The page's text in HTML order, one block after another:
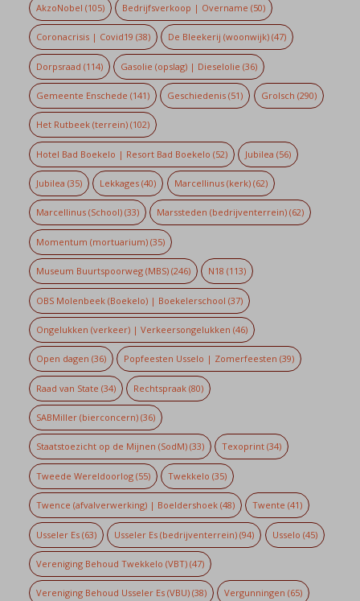
AkzoNobel (105) Bedrijfsverkoop | Overname (50)
Coronacrisis | Covid19 (38) De Bleekerij (woonwijk) (47)
Dorpsraad (114) Gasolie (opslag) | Dieselolie (36)
Gemeente Enschede (141) Geschiedenis (51) Grolsch (290)
Het Rutbeek (terrein)(102)
Hotel Bad Boekelo | Resort Bad Boekelo (52) Jubilea (56)
Jubilea (35) Lekkages (40) Marcellinus (kerk)(62)
Marcellinus (School)(33) Marssteden (bedrijventerrein) (62)
Momentum (mortuarium)(35)
Museum Buurtspoorweg (MBS)(246) N18 (113)
OBS Molenbeek (Boekelo) | Boekelerschool (37)
Ongelukken (verkeer) | Verkeersongelukken (46)
Open dagen (36) Popfeesten Usselo | Zomerfeesten (39)
Raad van State (34) Rechtspraak (80)
SABMiller (bierconcern)(36)
Staatstoezicht op de Mijnen (SodM)(33) Texoprint (34)
Tweede Wereldoorlog(55) Twekkelo (35)
Twence (afvalverwerking) | Boeldershoek(48) Twente (41)
Usseler Es(63) Usseler Es (bedrijventerrein) (94) Usselo (45)
Vereniging Behoud Twekkelo (VBT)(47)
Vereniging Behoud Usseler Es (VBU)(38) Vergunningen (65)